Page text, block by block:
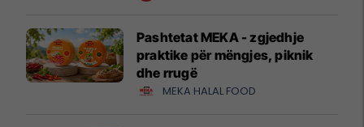
Pashtetat MEKA - zgjedhje
praktike për mëngjes, piknik
dhe rrugë
MEKA HALAL FOOD